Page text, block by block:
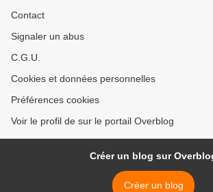
Contact
Signaler un abus
C.G.U.
Cookies et données personnelles
Préférences cookies
Voir le profil de sur le portail Overblog
Créer un blog sur
Créer un blog